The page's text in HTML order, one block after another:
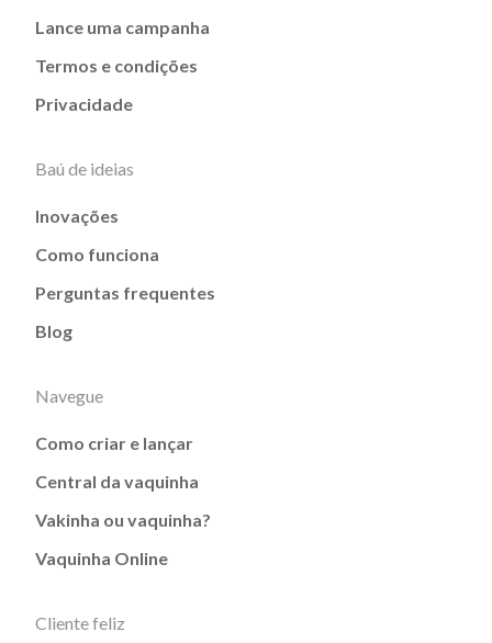
Lance uma campanha
Termos e condições
Privacidade
Baú de ideias
Inovações
Como funciona
Perguntas frequentes
Blog
Navegue
Como criar e lançar
Central da vaquinha
Vakinha ou vaquinha?
Vaquinha Online
Cliente feliz